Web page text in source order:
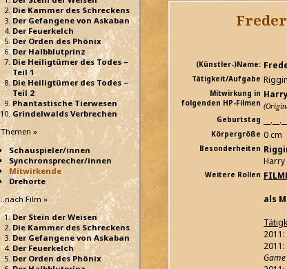
Die Kammer des Schreckens
Der Gefangene von Askaban
Der Feuerkelch
Der Orden des Phönix
Der Halbblutprinz
Die Heiligtümer des Todes –
Teil 1
Die Heiligtümer des Todes –
Teil 2
Phantastische Tierwesen
Grindelwalds Verbrechen
Themen »
Schauspieler/innen
Synchronsprecher/innen
Mitwirkende
Drehorte
..nach Film »
Der Stein der Weisen
Die Kammer des Schreckens
Der Gefangene von Askaban
Der Feuerkelch
Der Orden des Phönix
(Künstler-)Name:
Tätigkeit/Aufgabe
Mitwirkung in
folgenden HP-Filmen
Geburtstag
__.__.__
Körpergröße 0 cm
Besonderheiten
Weitere Rollen
als
2011:
2011: